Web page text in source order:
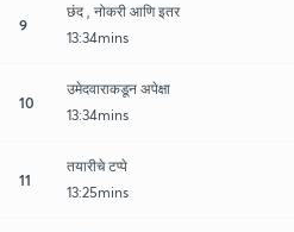
9
छंद , नोकरी आणि इतर
13:34mins
10
उमेदवाराकडून अपेक्षा
13:34mins
11
तयारीचे टप्पे
13:25mins